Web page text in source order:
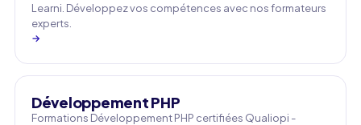
Learni. Développez vos compétences avec nos formateurs
experts.
→
Développement PHP
Formations Développement PHP certifiées Qualiopi -